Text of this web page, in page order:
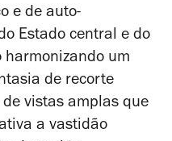
e de auto-
Estado central e do
harmonizando um
de recorte
vistas amplas que
a vastidão